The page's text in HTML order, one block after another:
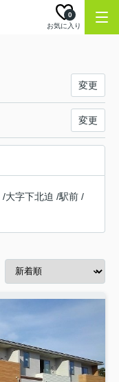
お気に入り
0
変更
変更
/大字下北迫 /駅前 /